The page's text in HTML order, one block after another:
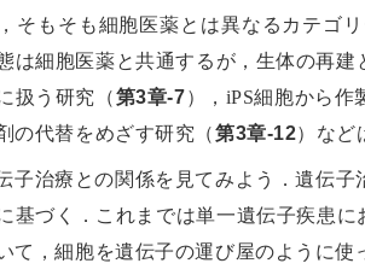
そもそも細胞医薬とは異なるカテゴ
は細胞医薬と共通するが，生体の再
扱う研究（第3章-7），iPS細胞から
の代替をめざす研究（第3章-12）など
子治療との関係を見てみよう．遺伝
基づく．これまでは単一遺伝子疾患
て，細胞を遺伝子の運び屋のように